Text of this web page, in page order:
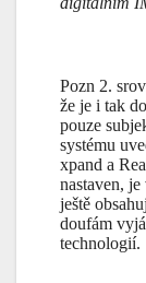
Pozn 2.
že je i tak
pouze
systému
xpand a
nastaven,
ještě
doufám
technologií.